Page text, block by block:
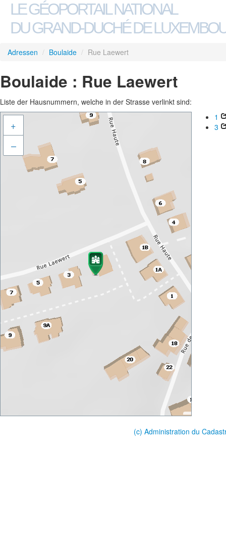
LE GÉOPORTAIL NATIONAL
DU GRAND-DUCHÉ DE
Adressen / Boulaide / Rue Laewert
Boulaide : Rue Laewert
Liste der Hausnummern, welche in der Strasse verlinkt sind:
+
–
1
3
(c) Administration du